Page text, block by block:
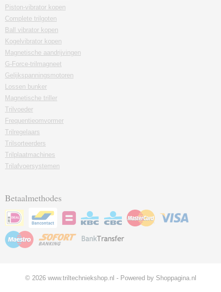
Piston-vibrator kopen
Complete trilgoten
Ball vibrator kopen
Kogelvibrator kopen
Magnetische aandrijvingen
G-Force-trilmagneet
Gelijkspanningsmotoren
Lossen bunker
Magnetische triller
Trilvoeder
Frequentieomvormer
Trilregelaars
Trilsorteerders
Trilplaatmachines
Trilafvoersystemen
Betaalmethodes
© 2026 www.triltechniekshop.nl - Powered by Shoppagina.nl